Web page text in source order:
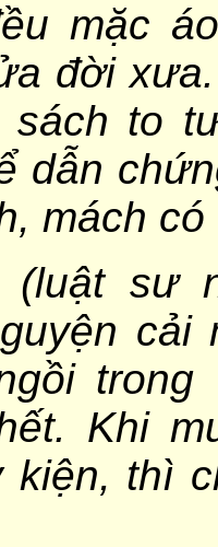
mặc
đời
sách to
dẫn
mách
(luật sư
trong
Khi
kiện, thì